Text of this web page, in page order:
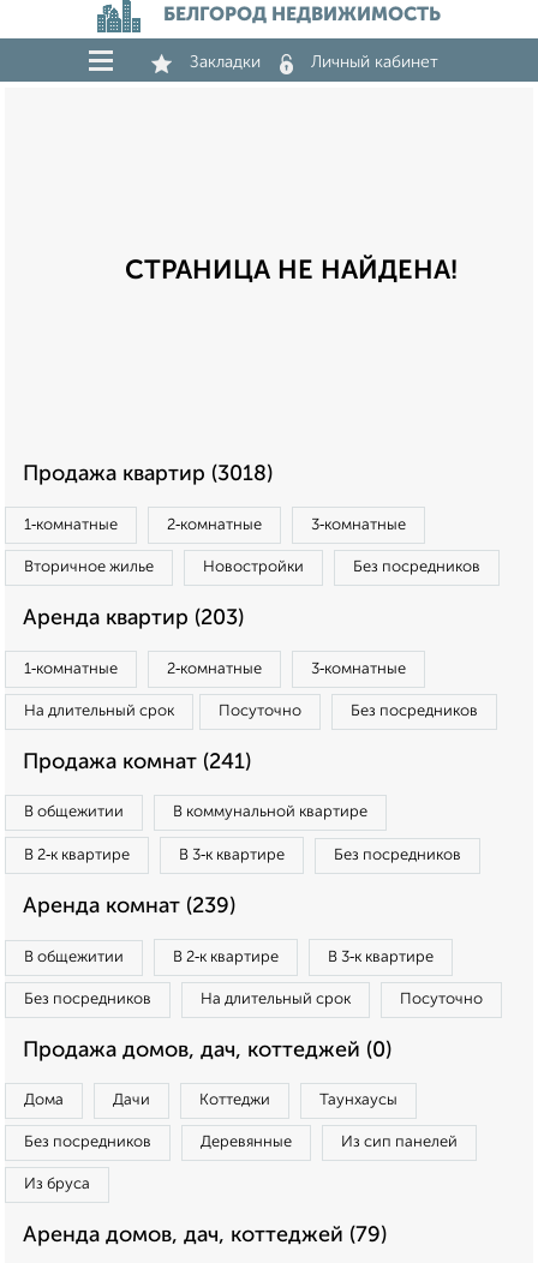
БЕЛГОРОД НЕДВИЖИМОСТЬ
Закладки Личный кабинет
СТРАНИЦА НЕ НАЙДЕНА!
Продажа квартир (3018)
1‑комнатные 2‑комнатные 3‑комнатные
Вторичное жилье Новостройки Без посредников
Аренда квартир (203)
1‑комнатные 2‑комнатные 3‑комнатные
На длительный срок Посуточно Без посредников
Продажа комнат (241)
В общежитии В коммунальной квартире
В 2‑к квартире В 3‑к квартире Без посредников
Аренда комнат (239)
В общежитии В 2‑к квартире В 3‑к квартире
Без посредников На длительный срок Посуточно
Продажа домов, дач, коттеджей (0)
Дома Дачи Коттеджи Таунхаусы
Без посредников Деревянные Из сип панелей
Из бруса
Аренда домов, дач, коттеджей (79)